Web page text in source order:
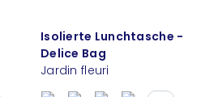
Isolierte Lunchtasche -
Delice Bag
Jardin fleuri